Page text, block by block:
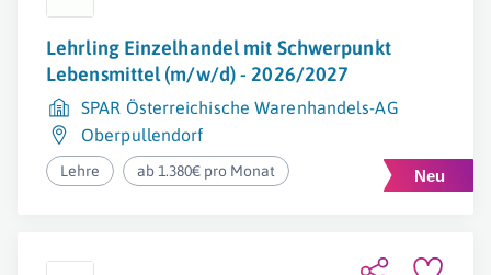
Lehrling Einzelhandel mit Schwerpunkt
Lebensmittel (m/w/d) - 2026/2027
SPAR Österreichische Warenhandels-AG
Oberpullendorf
Lehre ab 1.380€ pro Monat